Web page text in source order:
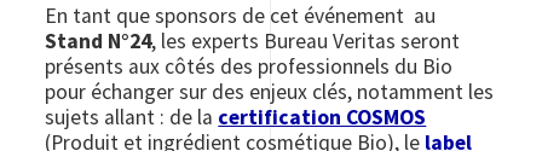
En tant que sponsors de cet événement au
Stand N°24, les experts Bureau Veritas seront
présents aux côtés des professionnels du Bio
pour échanger sur des enjeux clés, notamment les
sujets allant : de la certification COSMOS
(Produit et ingrédient cosmétique Bio), le label